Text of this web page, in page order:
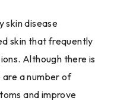
skin disease
skin that frequently
Although there is
are a number of
and improve